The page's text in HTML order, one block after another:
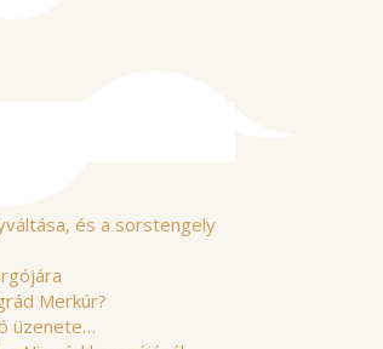
és a sorstengely
Merkúr?
üzenete…